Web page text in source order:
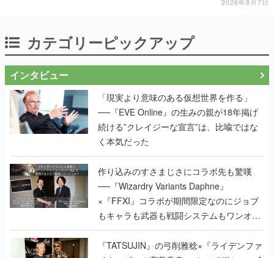
カテゴリーピックアップ
インタビュー
「現実より意味のある仮想世界を作る」
──『EVE Online』の生みの親が18年掲げ
続ける”クレイジーな宣言”は、比喩ではな
く本気だった
作り込みのすさまじさにコラボ先も驚嘆
──『Wizardry Variants Daphne』
×『FFXI』コラボが期間限定なのにジョブ
もキャラも武器も戦闘システムもワンオフ
で作り込まれた理由を両ディレクターに聞
く
『TATSUJIN』の弓削雅稔×『ライデンファ